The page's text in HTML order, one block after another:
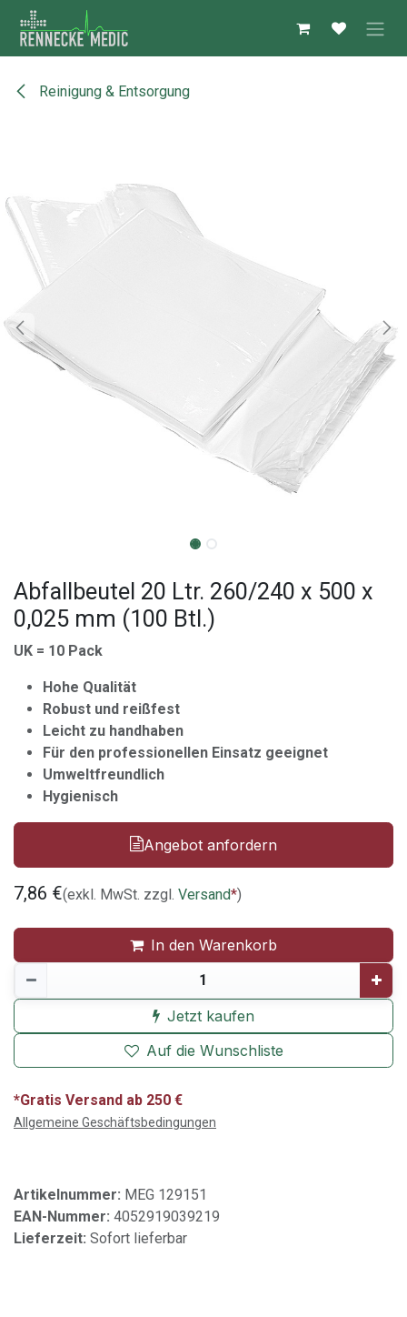
Zum Inhalt springen
Reinigung & Entsorgung
Abfallbeutel 20 Ltr. 260/240 x 500 x
0,025 mm (100 Btl.)
UK = 10 Pack
Hohe Qualität
Robust und reißfest
Leicht zu handhaben
Für den professionellen Einsatz geeignet
Umweltfreundlich
Hygienisch
Angebot anfordern
7,86 €(exkl. MwSt. zzgl. Versand*)
In den Warenkorb
Jetzt kaufen
Auf die Wunschliste
*Gratis Versand ab 250 €
Allgemeine Geschäftsbedingungen
Artikelnummer: MEG 129151
EAN-Nummer: 4052919039219
Lieferzeit: Sofort lieferbar